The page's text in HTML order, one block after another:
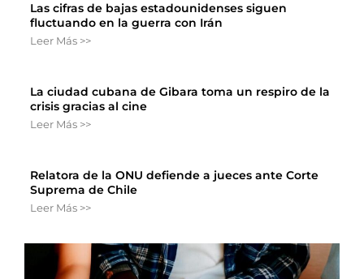
Las cifras de bajas estadounidenses siguen
fluctuando en la guerra con Irán
Leer Más >>
La ciudad cubana de Gibara toma un respiro de la
crisis gracias al cine
Leer Más >>
Relatora de la ONU defiende a jueces ante Corte
Suprema de Chile
Leer Más >>